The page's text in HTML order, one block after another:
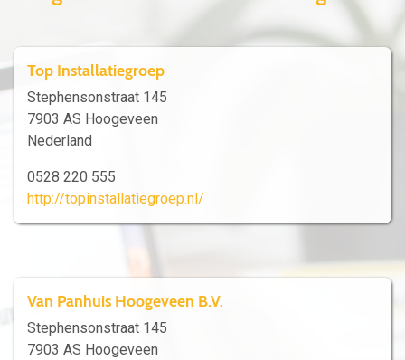
Top Installatiegroep
Stephensonstraat 145
7903 AS Hoogeveen
Nederland
0528 220 555
http://topinstallatiegroep.nl/
Van Panhuis Hoogeveen B.V.
Stephensonstraat 145
7903 AS Hoogeveen